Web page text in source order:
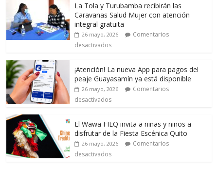
La Tola y Turubamba recibirán las
Caravanas Salud Mujer con atención
integral gratuita
26 mayo, 2026
Comentarios
desactivados
¡Atención! La nueva App para pagos del
peaje Guayasamín ya está disponible
26 mayo, 2026
Comentarios
desactivados
El Wawa FIEQ invita a niñas y niños a
disfrutar de la Fiesta Escénica Quito
26 mayo, 2026
Comentarios
desactivados